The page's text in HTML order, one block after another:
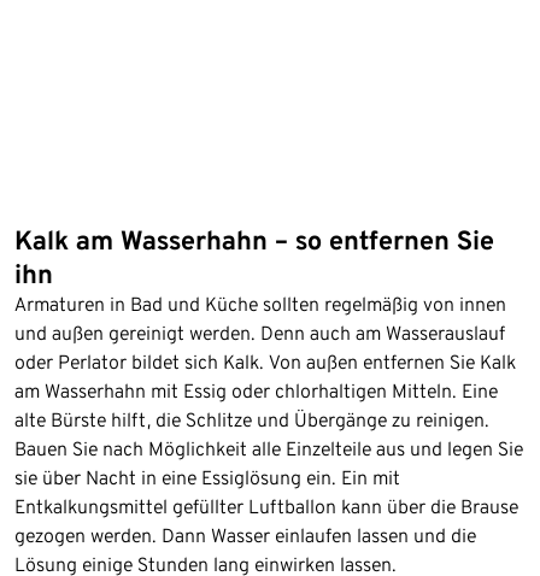
Kalk am Wasserhahn – so entfernen Sie
ihn
Armaturen in Bad und Küche sollten regelmäßig von innen
und außen gereinigt werden. Denn auch am Wasserauslauf
oder Perlator bildet sich Kalk. Von außen entfernen Sie Kalk
am Wasserhahn mit Essig oder chlorhaltigen Mitteln. Eine
alte Bürste hilft, die Schlitze und Übergänge zu reinigen.
Bauen Sie nach Möglichkeit alle Einzelteile aus und legen Sie
sie über Nacht in eine Essiglösung ein. Ein mit
Entkalkungsmittel gefüllter Luftballon kann über die Brause
gezogen werden. Dann Wasser einlaufen lassen und die
Lösung einige Stunden lang einwirken lassen.